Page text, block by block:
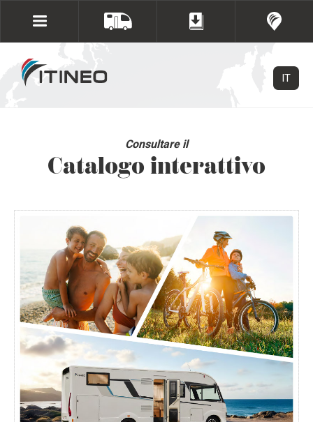
IT
Consultare il
Catalogo interattivo